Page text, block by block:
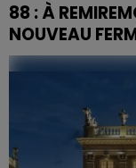
88 : À
NOUVEAU
Les urgences
ce week-end, en